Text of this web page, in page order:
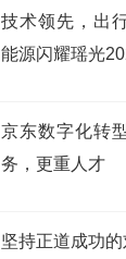
技术领先，出
能源闪耀瑶光
京东数字化转
务，更重人才
坚持正道成功